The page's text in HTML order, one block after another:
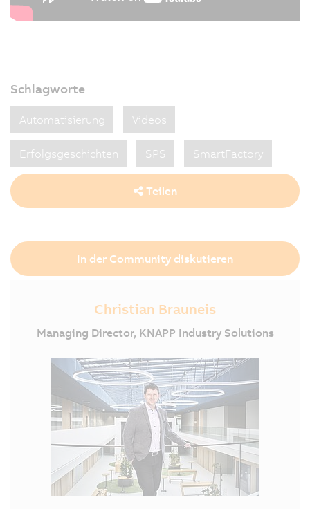
Schlagworte
Automatisierung Videos
Erfolgsgeschichten SPS SmartFactory
Teilen
In der Community diskutieren
Christian Brauneis
Managing Director, KNAPP Industry Solutions